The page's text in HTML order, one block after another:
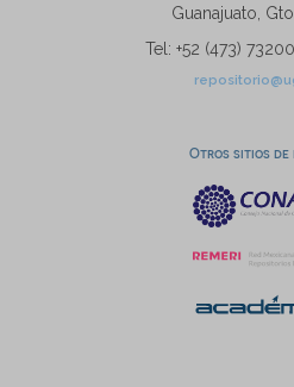
Guanajuato,
Tel: +52 (473)
Otros sitios de